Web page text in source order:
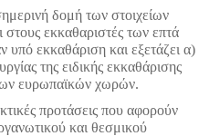
δομή των στοιχείων
στους εκκαθαριστές των επτά
υπό εκκαθάριση και εξετάζει α)
της ειδικής εκκαθάρισης
ευρωπαϊκών χωρών.
προτάσεις που αφορούν
και θεσμικού